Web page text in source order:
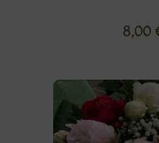
8,00